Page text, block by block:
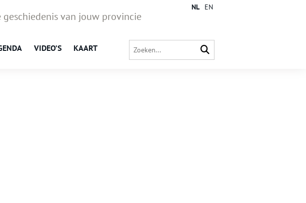
geschiedenis van jouw provincie
VIDEO’S KAART
NL EN